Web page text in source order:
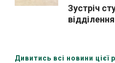
Зустріч
Дивитись всі новини цієї